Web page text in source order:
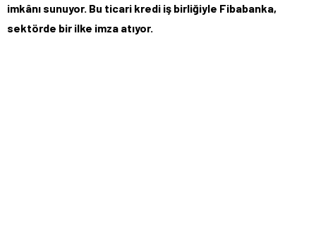
imkânı sunuyor. Bu ticari kredi iş birliğiyle Fibabanka,
sektörde bir ilke imza atıyor.